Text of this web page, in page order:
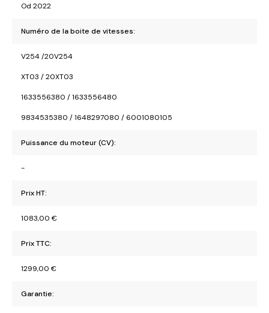
Od 2022
Numéro de la boite de vitesses:
V254 /20V254
XT03 / 20XT03
1633556380 / 1633556480
9834535380 / 1648297080 / 6001080105
Puissance du moteur (CV):
-
Prix HT:
1083,00 €
Prix TTC:
1299,00 €
Garantie: